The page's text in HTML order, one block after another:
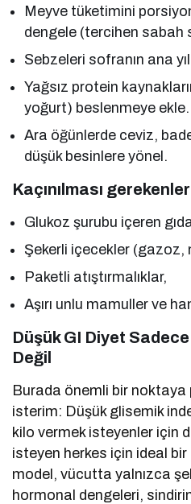
Meyve tüketimini
dengele (tercihen sabah
Sebzeleri sofranın ana
Yağsız protein
yoğurt) beslenmeye ekle.
Ara öğünlerde ceviz,
düşük besinlere yönel.
Kaçınılması
Glukoz şurubu içeren
Şekerli içecekler (gazoz,
Paketli atıştırmalıklar,
Aşırı unlu mamuller ve
Düşük GI Diyet
Değil
Burada önemli bir
isterim: Düşük glisemik
kilo vermek isteyenler için
isteyen herkes için ideal bir
model, vücutta yalnızca
hormonal dengeleri,